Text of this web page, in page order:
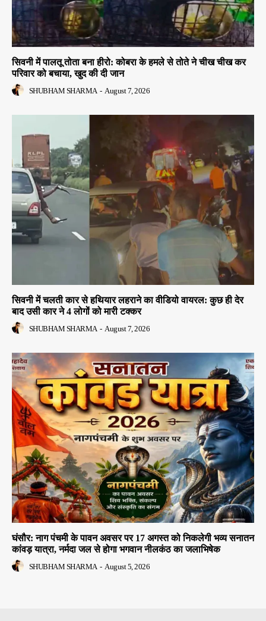
सिवनी में पालतू तोता बना हीरो: कोबरा के हमले से तोते ने चीख चीख कर
परिवार को बचाया, खुद की दी जान
SHUBHAM SHARMA - August 7, 2026
सिवनी में चलती कार से हथियार लहराने का वीडियो वायरल: कुछ ही देर
बाद उसी कार ने 4 लोगों को मारी टक्कर
SHUBHAM SHARMA - August 7, 2026
घंसौर: नाग पंचमी के पावन अवसर पर 17 अगस्त को निकलेगी भव्य सनातन
कांवड़ यात्रा, नर्मदा जल से होगा भगवान नीलकंठ का जलाभिषेक
SHUBHAM SHARMA - August 5, 2026